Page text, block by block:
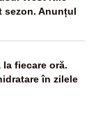
sezon. Anunțul
fiecare oră.
în zilele